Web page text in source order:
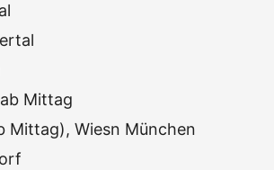
Mittag
Mittag), Wiesn München